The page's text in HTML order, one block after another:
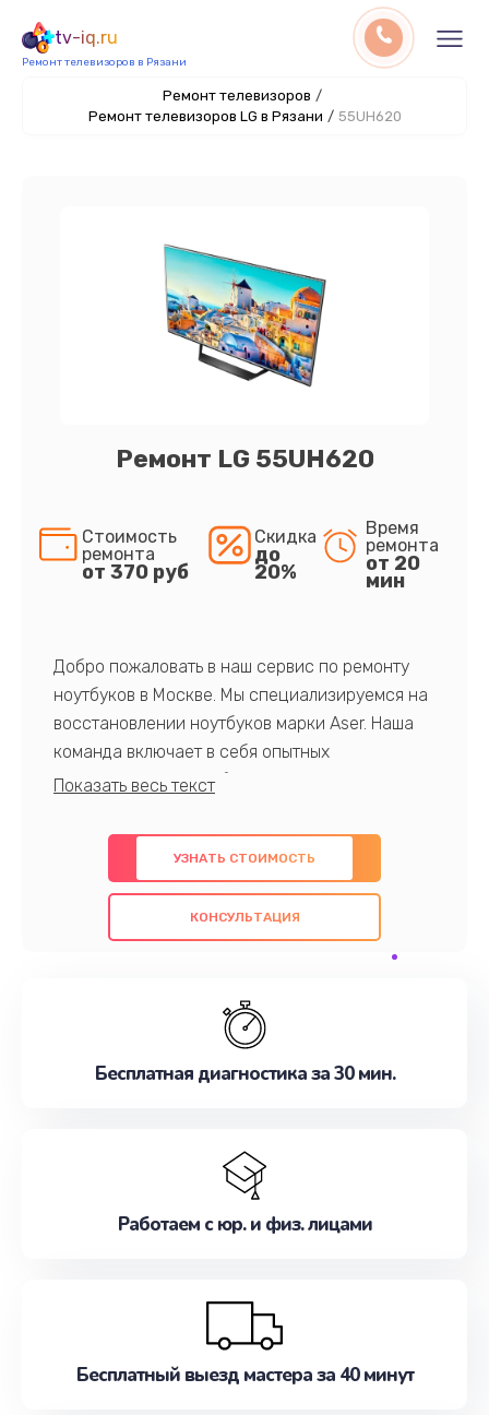
tv-iq.ru
Ремонт телевизоров в Рязани
Ремонт телевизоров /
Ремонт телевизоров LG в Рязани / 55UH620
Ремонт LG 55UH620
Стоимость
ремонта
от 370 руб
Скидка
до
20%
Время
ремонта
от 20
мин
Добро пожаловать в наш сервис по ремонту
ноутбуков в Москве. Мы специализируемся на
восстановлении ноутбуков марки Aser. Наша
команда включает в себя опытных
профессионалов с обширными знаниями и
предлагаем быстрый и качественный ремонт с
использованием оригинальных компонентов, а
также гарантируем качество всех
проведенных работ. Наша цель - предоставить
наилучшим образом. Не медлите записаться на
УЗНАТЬ СТОИМОСТЬ
КОНСУЛЬТАЦИЯ
Бесплатная диагностика за 30 мин.
Работаем с юр. и физ. лицами
Бесплатный выезд мастера за 40 минут